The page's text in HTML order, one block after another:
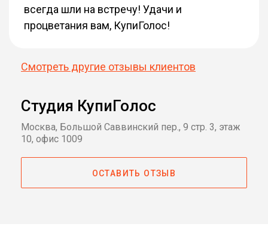
всегда шли на встречу! Удачи и
процветания вам, КупиГолос!
Смотреть другие отзывы клиентов
Студия КупиГолос
Москва, Большой Саввинский пер., 9 стр. 3, этаж
10, офис 1009
ОСТАВИТЬ ОТЗЫВ